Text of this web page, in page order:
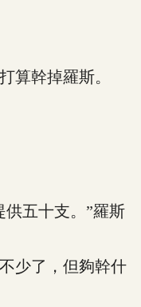
幹掉羅斯。
五十支。”羅斯
少了，但夠幹什